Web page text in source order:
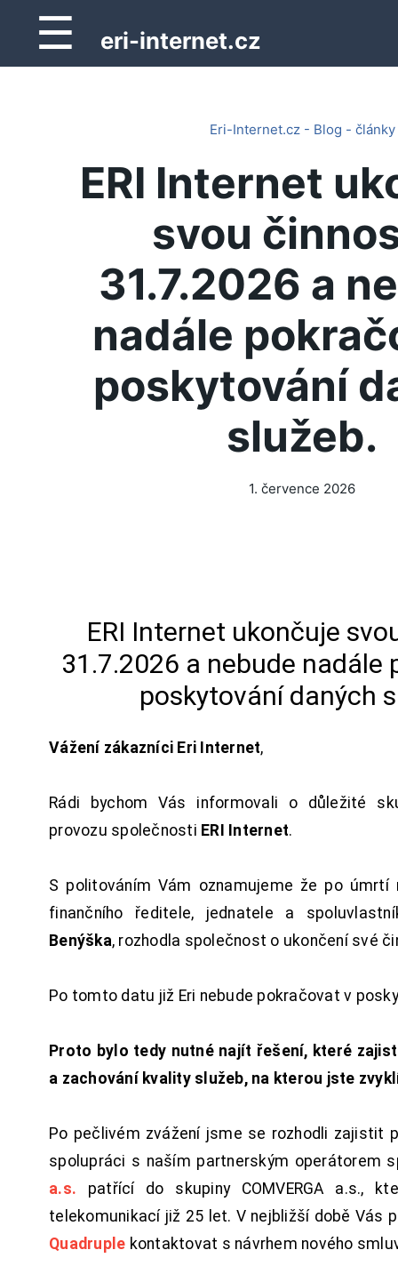
☰ eri-internet.cz
Eri-Internet.cz - Blog - články
ERI Internet
svou
31.7.2026 a
nadále
poskytování
služeb.
1. července 2026
ERI Internet ukončuje
31.7.2026 a nebude nadále
poskytování daných
Vážení zákazníci Eri Internet,
Rádi bychom Vás informovali o důležité
provozu společnosti ERI Internet.
S politováním Vám oznamujeme že po úmrtí
finančního ředitele, jednatele a
Benýška, rozhodla společnost o ukončení své
Po tomto datu již Eri nebude pokračovat v
Proto bylo tedy nutné najít řešení, které
a zachování kvality služeb, na kterou jste
Po pečlivém zvážení jsme se rozhodli zajistit
spolupráci s naším partnerským operátorem
a.s. patřící do skupiny COMVERGA a.s.,
telekomunikací již 25 let. V nejbližší době Vás
Quadruple kontaktovat s návrhem nového